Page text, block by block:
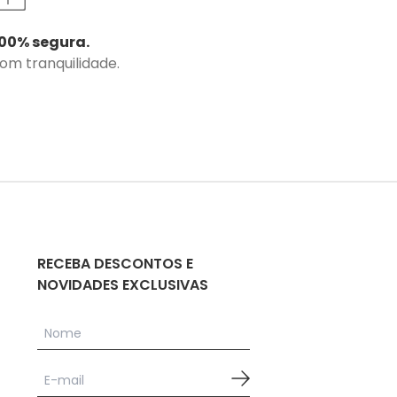
segura.
tranquilidade.
RECEBA DESCONTOS E
NOVIDADES EXCLUSIVAS